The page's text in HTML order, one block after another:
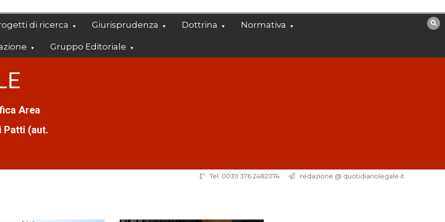
di ricerca Giurisprudenza Dottrina Normativa
Gruppo Editoriale
Area
Patti (aut.
Tel. 0039 376 2482074 redazione @ quotidianolegale.it